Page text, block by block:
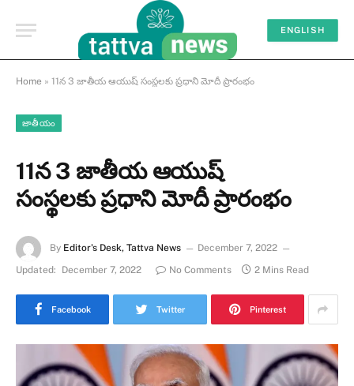
ENGLISH
Home » 11న 3 జాతీయ ఆయుష్ సంస్థలకు ప్రధాని మోదీ ప్రారంభం
జాతీయం
11న 3 జాతీయ ఆయుష్
సంస్థలకు ప్రధాని మోదీ ప్రారంభం
By Editor's Desk, Tattva News
December 7, 2022
Updated:
December 7, 2022 No Comments 2 Mins Read
Facebook Twitter Pinterest